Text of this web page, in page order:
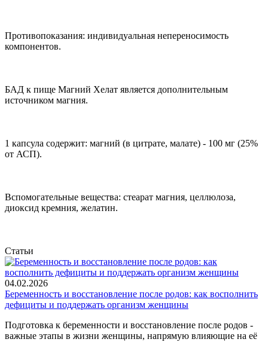
Противопоказания: индивидуальная непереносимость
компонентов.
БАД к пище Магний Хелат является дополнительным
источником магния.
1 капсула содержит: магний (в цитрате, малате) - 100 мг (25%
от АСП).
Вспомогательные вещества: стеарат магния, целлюлоза,
диоксид кремния, желатин.
Статьи
04.02.2026
Беременность и восстановление после родов: как восполнить
дефициты и поддержать организм женщины
Подготовка к беременности и восстановление после родов -
важные этапы в жизни женщины, напрямую влияющие на её